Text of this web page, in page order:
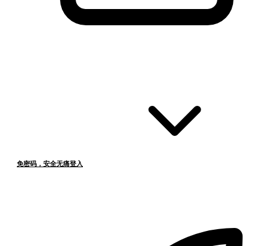
免密码，安全无痛登入